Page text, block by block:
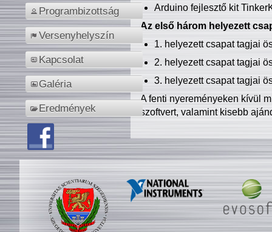
Programbizottság
Versenyhelyszín
Kapcsolat
Galéria
Eredmények
Arduino fejlesztő kit
Az első három helyezett
1. helyezett csapat tagjai
2. helyezett csapat tagjai
3. helyezett csapat tagjai
A fenti nyereményeken kívül
szoftvert, valamint kisebb